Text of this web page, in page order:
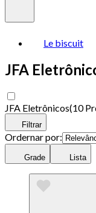
Le biscuit
JFA
JFA Eletrônicos(10
Filtrar
Ordernar por:
Grade Lista